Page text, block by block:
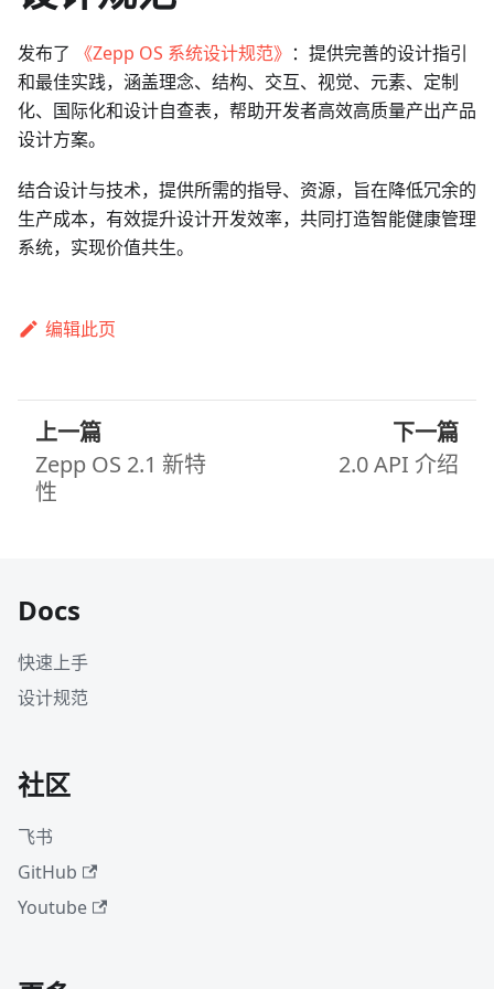
发布了 《Zepp OS 系统设计规范》 ：提供完善的设计指引
和最佳实践，涵盖理念、结构、交互、视觉、元素、定制
化、国际化和设计自查表，帮助开发者高效高质量产出产品
设计方案。
结合设计与技术，提供所需的指导、资源，旨在降低冗余的
生产成本，有效提升设计开发效率，共同打造智能健康管理
系统，实现价值共生。
编辑此页
上一篇
Zepp OS 2.1 新特
性
下一篇
2.0 API 介绍
Docs
快速上手
设计规范
社区
飞书
GitHub
Youtube